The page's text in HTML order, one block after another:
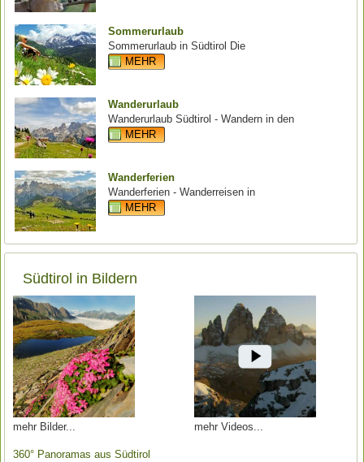
Sommerurlaub
Sommerurlaub in Südtirol Die
MEHR
Wanderurlaub
Wanderurlaub Südtirol - Wandern in den
MEHR
Wanderferien
Wanderferien - Wanderreisen in
MEHR
Südtirol in Bildern
mehr Bilder mehr Videos
360° Panoramas aus Südtirol